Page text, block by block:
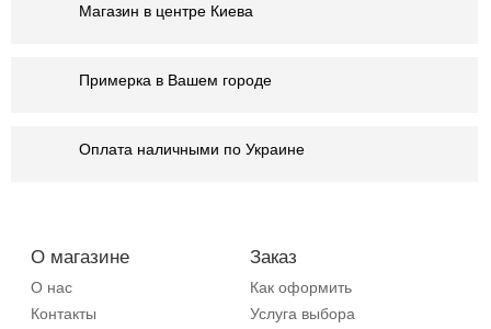
Магазин в центре Киева
Примерка в Вашем городе
Оплата наличными по Украине
О магазине
О нас
Контакты
Заказ
Как оформить
Услуга выбора